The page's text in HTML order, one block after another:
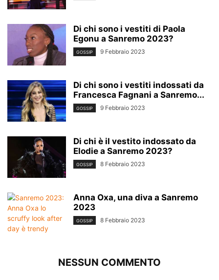
Di chi sono i vestiti di Paola
Egonu a Sanremo 2023?
GOSSIP 9 Febbraio 2023
Di chi sono i vestiti indossati da
Francesca Fagnani a Sanremo...
GOSSIP 9 Febbraio 2023
Di chi è il vestito indossato da
Elodie a Sanremo 2023?
GOSSIP 8 Febbraio 2023
Anna Oxa, una diva a Sanremo
2023
GOSSIP 8 Febbraio 2023
NESSUN COMMENTO